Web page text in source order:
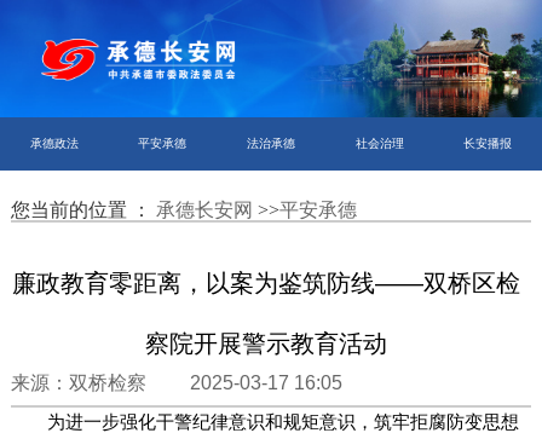
承德政法 平安承德 法治承德 社会治理 长安播报
您当前的位置 ： 承德长安网 >>平安承德
廉政教育零距离，以案为鉴筑防线——双桥区检
察院开展警示教育活动
来源：双桥检察 2025-03-17 16:05
为进一步强化干警纪律意识和规矩意识，筑牢拒腐防变思想